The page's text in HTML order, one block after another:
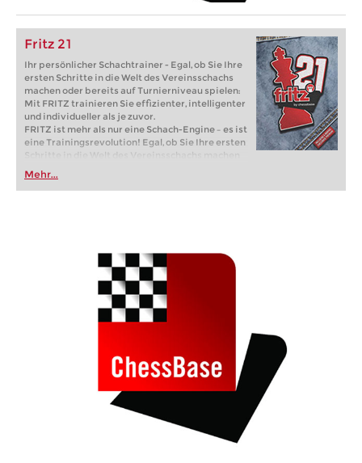
Fritz 21
Ihr persönlicher Schachtrainer - Egal, ob Sie Ihre
ersten Schritte in die Welt des Vereinsschachs
machen oder bereits auf Turnierniveau spielen:
Mit FRITZ trainieren Sie effizienter, intelligenter
und individueller als je zuvor.
FRITZ ist mehr als nur eine Schach-Engine – es ist
eine Trainingsrevolution! Egal, ob Sie Ihre ersten
Schritte in die Welt des Vereinsschachs machen
oder bereits auf Turnierniveau spielen: Mit
FRITZ trainieren Sie effizienter, intelligenter und
individueller als je zuvor.
Mehr...